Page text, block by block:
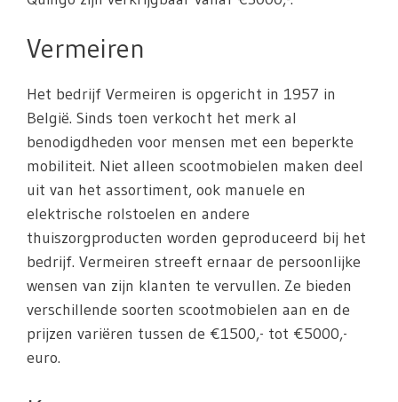
Vermeiren
Het bedrijf Vermeiren is opgericht in 1957 in
België. Sinds toen verkocht het merk al
benodigdheden voor mensen met een beperkte
mobiliteit. Niet alleen scootmobielen maken deel
uit van het assortiment, ook manuele en
elektrische rolstoelen en andere
thuiszorgproducten worden geproduceerd bij het
bedrijf. Vermeiren streeft ernaar de persoonlijke
wensen van zijn klanten te vervullen. Ze bieden
verschillende soorten scootmobielen aan en de
prijzen variëren tussen de €1500,- tot €5000,-
euro.